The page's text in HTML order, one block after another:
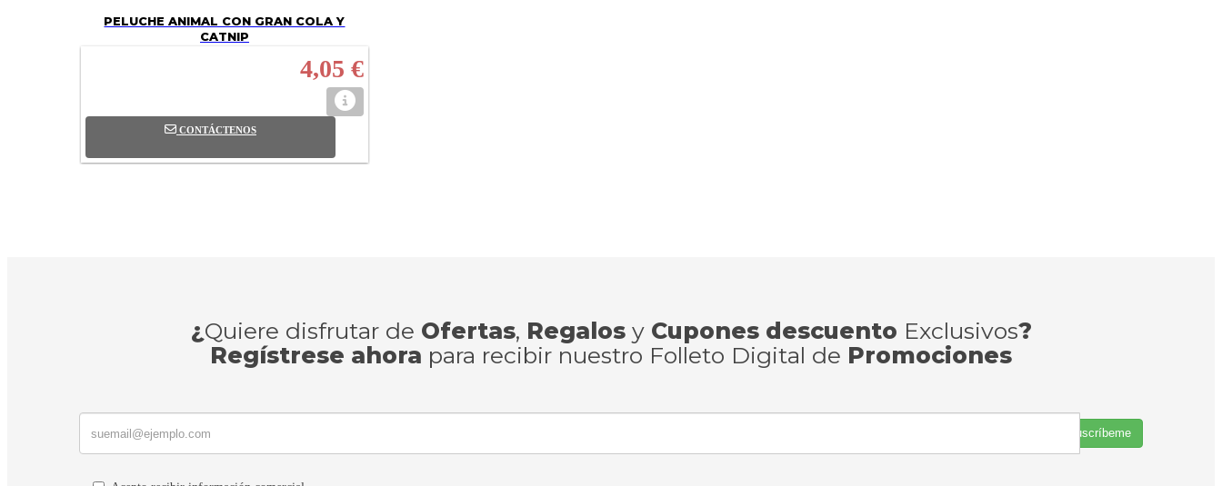
PELUCHE ANIMAL CON GRAN COLA Y
CATNIP
4,05 €
CONTÁCTENOS
¿Quiere disfrutar de Ofertas, Regalosy Cupones descuento Exclusivos?
Regístrese ahora para recibir nuestro Folleto Digital de Promociones
Suscríbeme